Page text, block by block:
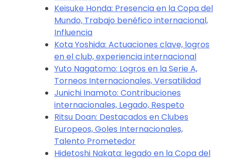
Keisuke Honda: Presencia en la Copa del
Mundo, Trabajo benéfico internacional,
Influencia
Kota Yoshida: Actuaciones clave, logros
en el club, experiencia internacional
Yuto Nagatomo: Logros en la Serie A,
Torneos Internacionales, Versatilidad
Junichi Inamoto: Contribuciones
internacionales, Legado, Respeto
Ritsu Doan: Destacados en Clubes
Europeos, Goles Internacionales,
Talento Prometedor
Hidetoshi Nakata: legado en la Copa del